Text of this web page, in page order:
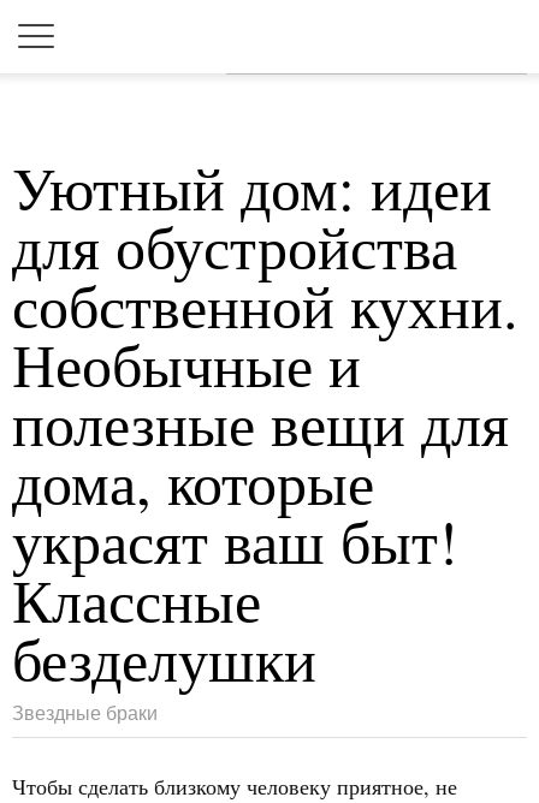
Уютный дом: идеи
для обустройства
собственной кухни.
Необычные и
полезные вещи для
дома, которые
украсят ваш быт!
Классные
безделушки
Звездные браки
Чтобы сделать близкому человеку приятное, не